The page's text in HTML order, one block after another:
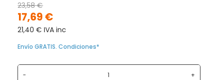
17,69 €
23,58 €
21,40 € IVA inc
Envío GRATIS. Condiciones*
- +